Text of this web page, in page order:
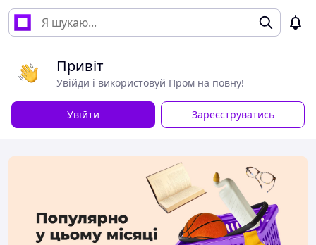
Привіт
Увійди і використовуй Пром на повну!
Увійти Зареєструватись